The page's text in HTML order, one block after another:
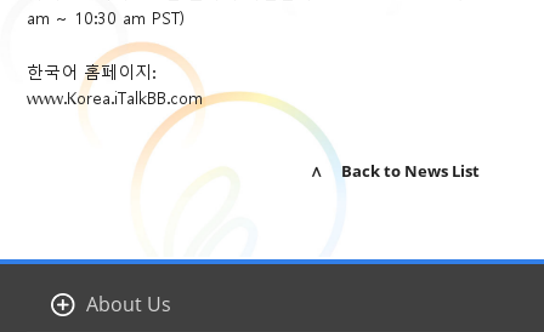
am ~ 10:30 am PST)
한국어 홈페이지:
www.Korea.iTalkBB.com
∧ Back to News List
About Us